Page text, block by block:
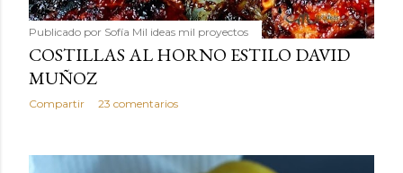
Publicado por Sofía Mil ideas mil proyectos
COSTILLAS AL HORNO ESTILO DAVID
MUÑOZ
Compartir 23 comentarios